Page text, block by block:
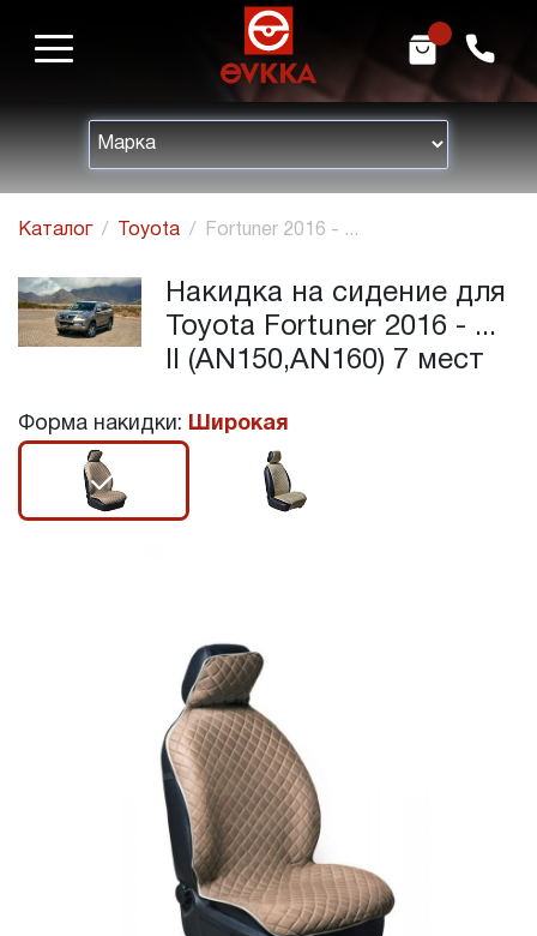
h m
Каталог Toyota Fortuner 2016 - ...
Накидка на сидение для
Toyota Fortuner 2016 - ...
II (AN150,AN160) 7 мест
Форма накидки: Широкая
r